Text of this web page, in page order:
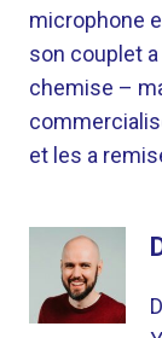
microphone
son couplet
chemise –
et les a